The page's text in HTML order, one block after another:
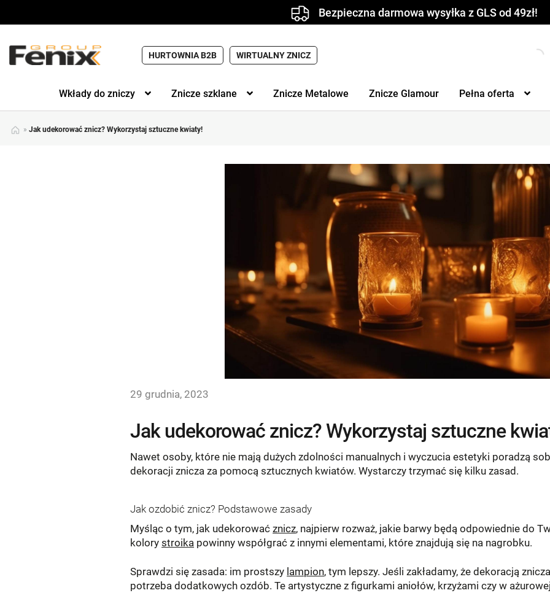
Bezpieczna darmowa wysyłka z GLS od 49zł!
HURTOWNIA B2B WIRTUALNY ZNICZ
Wkłady do zniczy Znicze szklane Znicze Metalowe Znicze Glamour Pełna oferta
» Jak udekorować znicz? Wykorzystaj sztuczne kwiaty!
29 grudnia, 2023
Jak udekorować znicz? Wykorzystaj sztuczne
Nawet osoby, które nie mają dużych zdolności manualnych i wyczucia estetyki poradzą
dekoracji znicza za pomocą sztucznych kwiatów. Wystarczy trzymać się kilku zasad.
Jak ozdobić znicz? Podstawowe zasady
Myśląc o tym, jak udekorowaćznicz, najpierw rozważ, jakie barwy będą odpowiednie do
kolorystroika powinny współgrać z innymi elementami, które znajdują się na nagrobku.
Sprawdzi się zasada: im prostszy lampion, tym lepszy. Jeśli zakładamy, że dekoracją
potrzeba dodatkowych ozdób. Te artystyczne z figurkami aniołów, krzyżami czy w